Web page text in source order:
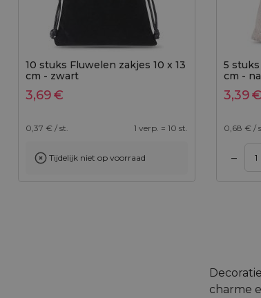
10 stuks Fluwelen zakjes 10 x 13
cm - zwart
3,69€
0,37 € / st. 1 verp. = 10 st.
Tijdelijk niet op voorraad
5
cm -
3,39€
0,68 € /
–
aan winkelwagen Toevoegen aan
charme